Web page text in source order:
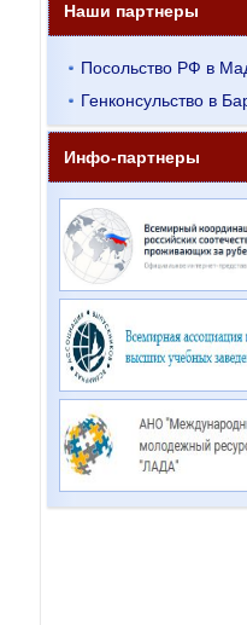
Наши партнеры
Посольство РФ в
Генконсульство в
Инфо-партнеры